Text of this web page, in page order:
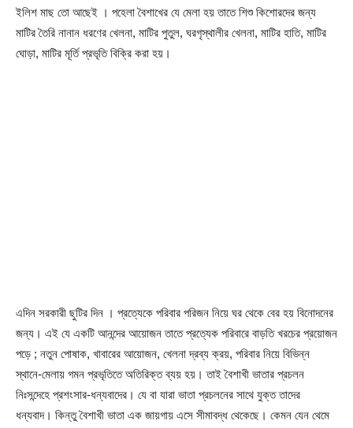
ইলিশ মাছ তো আছেই । পহেলা বৈশাখের যে মেলা হয় তাতে শিশু কিশোরদের জন্য
মাটির তৈরি নানান ধরণের খেলনা, মাটির পুতুল, ঘরগৃস্থালীর খেলনা, মাটির হাতি, মাটির
ঘোড়া, মাটির মূর্তি প্রভৃতি বিক্রি করা হয়।
এদিন সরকারী ছুটির দিন । প্রত্যেকে পরিবার পরিজন নিয়ে ঘর থেকে বের হয় বিনোদনের
জন্য। এই যে একটি আনন্দের আয়োজন তাতে প্রত্যেক পরিবারে বাড়তি খরচের প্রয়োজন
পড়ে ; নতুন পোষাক, খাবারের আয়োজন, খেলনা দ্রব্য ক্রয়, পরিবার নিয়ে বিভিন্ন
স্থানে-মেলায় গমন প্রভৃতিতে অতিরিক্ত ব্যয় হয়। তাই বৈশাখী ভাতার প্রচলন
নিঃসন্দেহে প্রশংসার-ধন্যবাদের। যে বা যারা ভাতা প্রচলনের সাথে যুক্ত তাদের
ধন্যবাদ। কিন্তু বৈশাখী ভাতা এক জায়গায় এসে সীমাবদ্ধ থেকেছে। কেমন যেন থেমে